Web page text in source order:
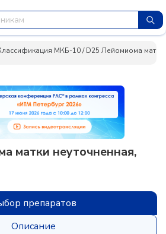
МКБ-10/D25 Лейомиома матки
матки неуточненная,
препаратов
Описание